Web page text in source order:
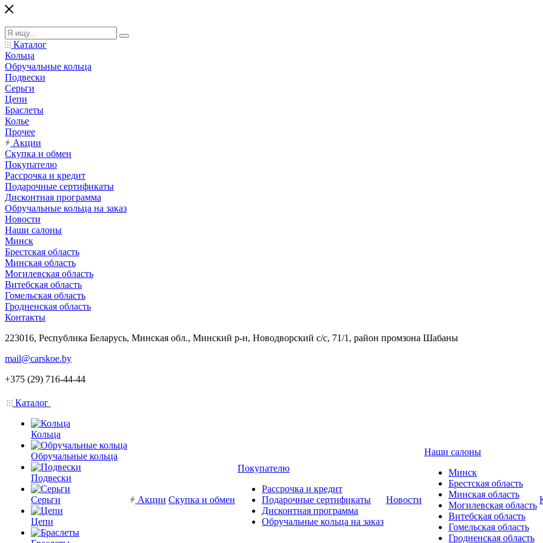
Каталог
Кольца
Обручальные кольца
Подвески
Серьги
Цепи
Браслеты
Колье
Прочее
Акции
Скупка и обмен
Покупателю
Рассрочка и кредит
Подарочные сертификаты
Дисконтная программа
Обручальные кольца на заказ
Новости
Наши салоны
Минск
Брестская область
Минская область
Могилевская область
Витебская область
Гомельская область
Гродненская область
Контакты
223016, Республика Беларусь, Минская обл., Минский р-н, Новодворский с/с, 71/1, район промзона Шабаны
mail@carskoe.by
+375 (29) 716-44-44
Каталог
Кольца
Обручальные кольца
Подвески
Серьги
Цепи
Акции Скупка и обмен
Покупателю
Рассрочка и кредит
Подарочные сертификаты
Дисконтная программа
Обручальные кольца на заказ
Новости
Наши салоны
Минск
Брестская область
Минская область
Могилевская область
Витебская область
Гомельская область
Гродненская область